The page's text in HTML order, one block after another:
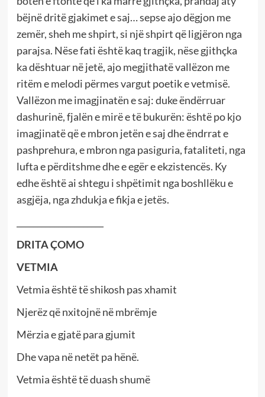
bëjnë dritë gjakimet e saj… sepse ajo dëgjon me
zemër, sheh me shpirt, si një shpirt që ligjëron nga
parajsa. Nëse fati është kaq tragjik, nëse gjithçka
ka dështuar në jetë, ajo megjithatë vallëzon me
ritëm e melodi përmes vargut poetik e vetmisë.
Vallëzon me imagjinatën e saj: duke ëndërruar
dashurinë, fjalën e mirë e të bukurën: është po kjo
imagjinatë që e mbron jetën e saj dhe ëndrrat e
pashprehura, e mbron nga pasiguria, fataliteti, nga
lufta e përditshme dhe e egër e ekzistencës. Ky
edhe është ai shtegu i shpëtimit nga boshllëku e
asgjëja, nga zhdukja e fikja e jetës.
DRITA ÇOMO
VETMIA
Vetmia është të shikosh pas xhamit
Njerëz që nxitojnë në mbrëmje
Mërzia e gjatë para gjumit
Dhe vapa në netët pa hënë.
Vetmia është të duash shumë